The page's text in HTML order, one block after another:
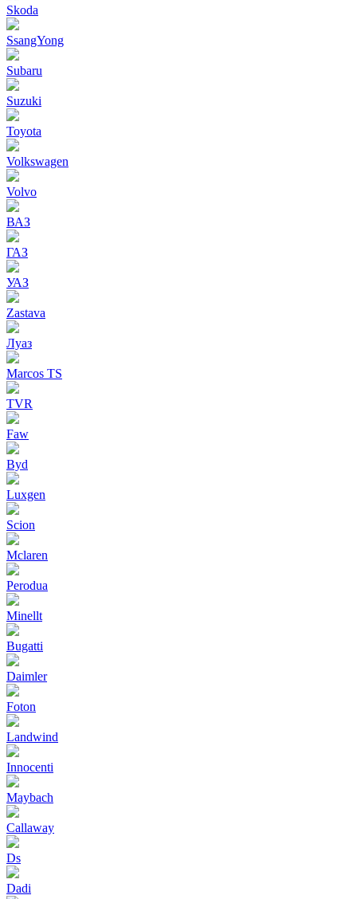
Skoda
SsangYong
Subaru
Suzuki
Toyota
Volkswagen
Volvo
ВАЗ
ГАЗ
УАЗ
Zastava
Луаз
Marcos TS
TVR
Faw
Byd
Luxgen
Scion
Mclaren
Perodua
Minellt
Bugatti
Daimler
Foton
Landwind
Innocenti
Maybach
Callaway
Ds
Dadi